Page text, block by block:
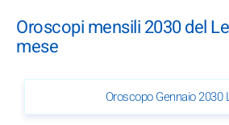
Oroscopi mensili 2030 del
mese
Oroscopo Gennaio 2030